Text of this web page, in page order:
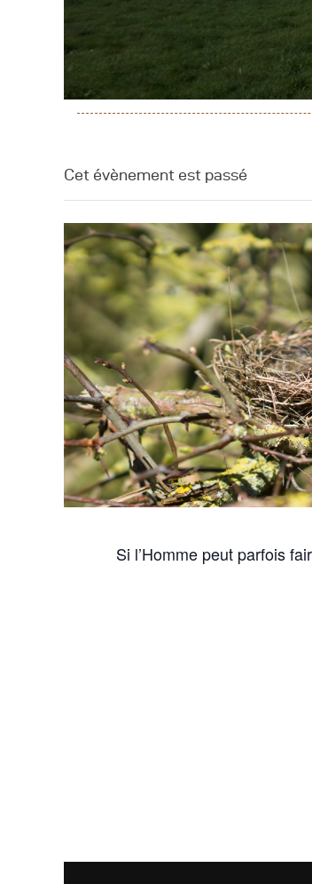
Cet évènement est passé
Si l’Homme peut parfois